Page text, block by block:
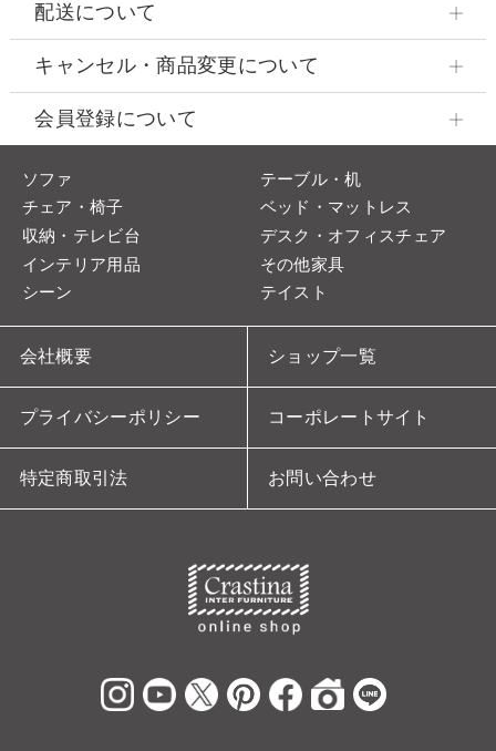
配送について
キャンセル・商品変更について
会員登録について
会社概要 ショップ一覧
プライバシーポリシー コーポレートサイト
特定商取引法 お問い合わせ
ソファ
テーブル・机
チェア・椅子
ベッド・マットレス
収納・テレビ台
デスク・オフィスチェア
インテリア用品
その他家具
シーン
テイスト